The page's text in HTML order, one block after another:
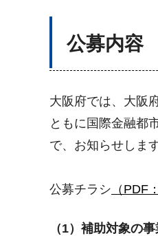
公募内容
大阪府では、大阪
ともに国際金融都
で、お知らせします
公募チラシ （PDF
（1）補助対象の